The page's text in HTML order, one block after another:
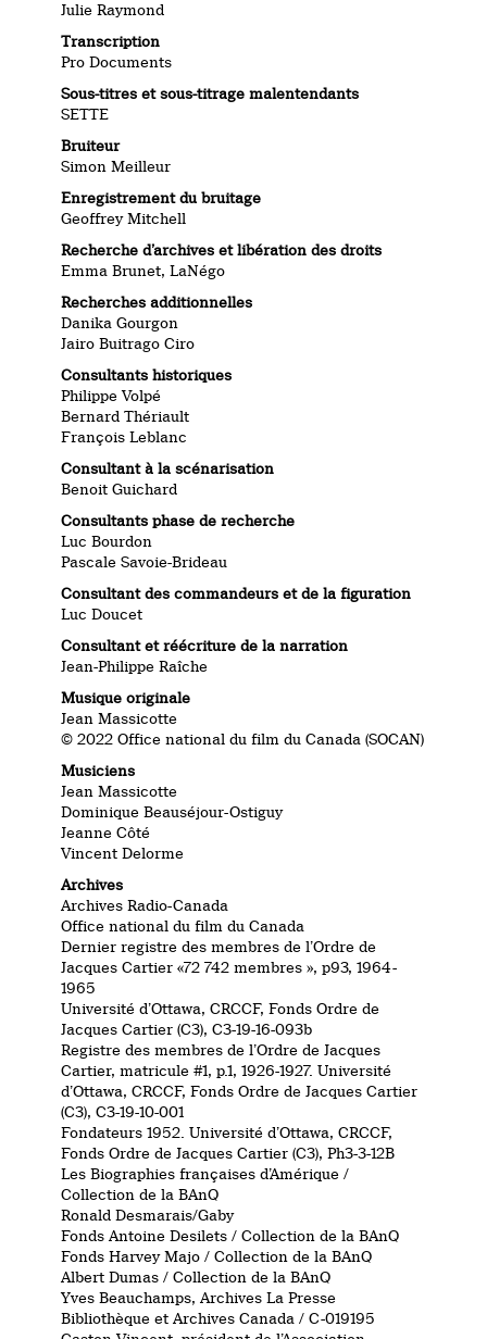
Julie Raymond
Transcription
Pro Documents
Sous-titres et sous-titrage malentendants
SETTE
Bruiteur
Simon Meilleur
Enregistrement du bruitage
Geoffrey Mitchell
Recherche d’archives et libération des droits
Emma Brunet, LaNégo
Recherches additionnelles
Danika Gourgon
Jairo Buitrago Ciro
Consultants historiques
Philippe Volpé
Bernard Thériault
François Leblanc
Consultant à la scénarisation
Benoit Guichard
Consultants phase de recherche
Luc Bourdon
Pascale Savoie-Brideau
Consultant des commandeurs et de la figuration
Luc Doucet
Consultant et réécriture de la narration
Jean-Philippe Raîche
Musique originale
Jean Massicotte
© 2022 Office national du film du Canada (SOCAN)
Musiciens
Jean Massicotte
Dominique Beauséjour-Ostiguy
Jeanne Côté
Vincent Delorme
Archives
Archives Radio-Canada
Office national du film du Canada
Dernier registre des membres de l’Ordre de
Jacques Cartier «72 742 membres », p93, 1964-
1965
Université d’Ottawa, CRCCF, Fonds Ordre de
Jacques Cartier (C3), C3-19-16-093b
Registre des membres de l’Ordre de Jacques
Cartier, matricule #1, p.1, 1926-1927. Université
d’Ottawa, CRCCF, Fonds Ordre de Jacques Cartier
(C3), C3-19-10-001
Fondateurs 1952. Université d’Ottawa, CRCCF,
Fonds Ordre de Jacques Cartier (C3), Ph3-3-12B
Les Biographies françaises d’Amérique /
Collection de la BAnQ
Ronald Desmarais/Gaby
Fonds Antoine Desilets / Collection de la BAnQ
Fonds Harvey Majo / Collection de la BAnQ
Albert Dumas / Collection de la BAnQ
Yves Beauchamps, Archives La Presse
Bibliothèque et Archives Canada / C-019195